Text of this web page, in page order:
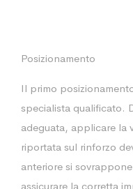
Posizionamento
Il primo
specialista qualificato.
adeguata, applicare la
riportata sul rinforzo
anteriore si
assicurare la corretta